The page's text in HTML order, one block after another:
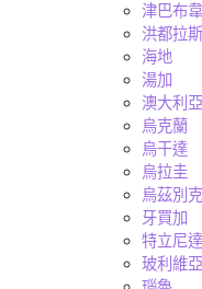
津巴布韋
洪都拉斯
海地
湯加
澳大利亞
烏克蘭
烏干達
烏拉圭
烏茲別
牙買加
特立尼
玻利維亞